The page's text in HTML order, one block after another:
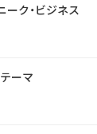
ク・ビジネス
ーマ